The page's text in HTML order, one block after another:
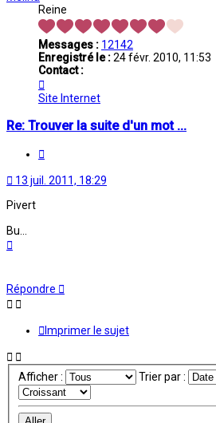
Reine
Messages : 12142
Enregistré le :24 févr. 2010, 11:53
Contact :
Melina
Site Internet
Re: Trouver la suite d'un mot ...
13 juil. 2011, 18:29
Pivert
Bu...
Répondre
Imprimer le sujet
Afficher : Trier par :